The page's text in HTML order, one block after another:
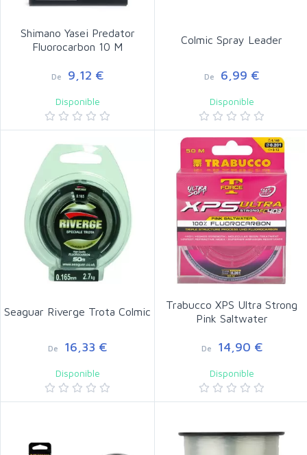
Shimano Yasei Predator
Fluorocarbon 10 M
De 9,12 €
Disponible
Colmic Spray Leader
De 6,99 €
Disponible
Seaguar Riverge Trota Colmic
De 16,33 €
Disponible
Trabucco XPS Ultra Strong
Pink Saltwater
De 14,90 €
Disponible